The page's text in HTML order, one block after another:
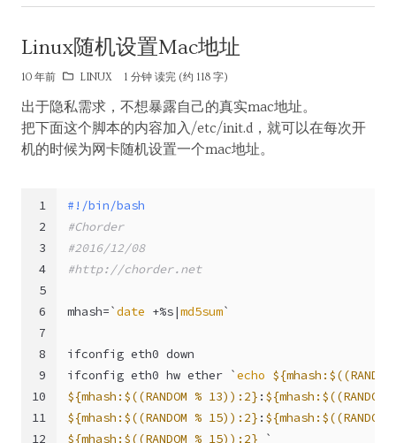
Linux随机设置Mac地址
10 年前 LINUX 1 分钟 读完 (约 118 字)
出于隐私需求，不想暴露自己的真实mac地址。
把下面这个脚本的内容加入/etc/init.d，就可以在每次开
机的时候为网卡随机设置一个mac地址。
1
2
3
4
5
6
7
8
9
10
11
12
#!/bin/bash
#Chorder
#2016/12/08
#http://chorder.net
mhash=`date +%s|md5sum`
ifconfig eth0 down
ifconfig eth0 hw ether `echo
${mhash:$((RANDOM % 13)):2} :
${mhash:$((RANDOM % 15)):2} :
${mhash:$((RANDOM % 15)):2} `